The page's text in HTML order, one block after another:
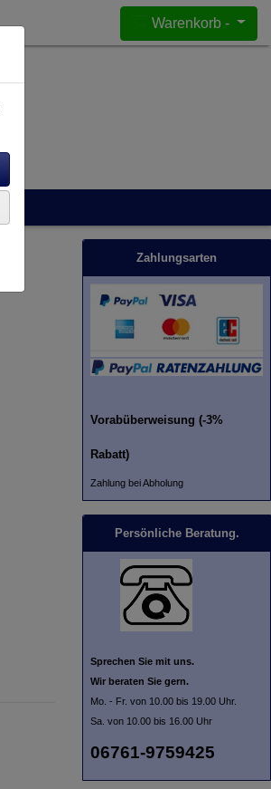
Warenkorb -
Zahlungsarten
Vorabüberweisung (-3%
Rabatt)
Zahlung bei Abholung
Persönliche Beratung.
Sprechen Sie mit uns.
Wir beraten Sie gern.
Mo. - Fr. von 10.00 bis 19.00 Uhr.
Sa. von 10.00 bis 16.00 Uhr
06761-9759425